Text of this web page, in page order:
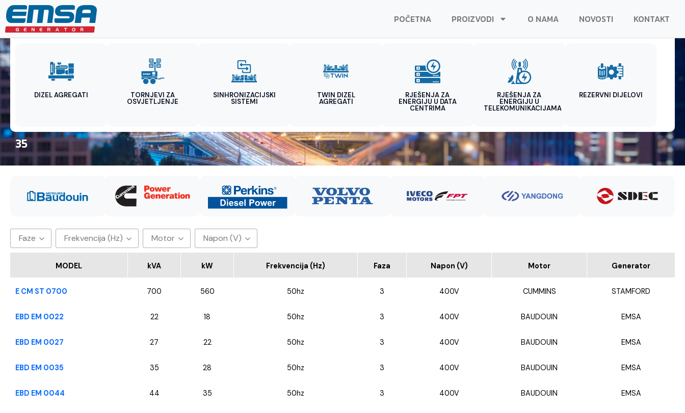
POČETNA PROIZVODI O NAMA NOVOSTI KONTAKT
DIZEL AGREGATI TORNJEVI ZA
OSVJETLJENJE
SINHRONIZACIJSKI
SISTEMI
TWIN DIZEL
AGREGATI
RJEŠENJA ZA
ENERGIJU U DATA
CENTRIMA
RJEŠENJA ZA
ENERGIJU U
TELEKOMUNIKACIJAMA
REZERVNI DIJELOVI
35
Faze Frekvencija (Hz)
50hz
Motor
Baudouin
CUMMINS
FPT - Iveco
Perkins
VOLVO
YANGDONG
Napon (V)
400V
MODEL kVA kW Frekvencija (Hz) Faza Napon (V) Motor Generator
E CM ST 0700 700 560 50hz 3 400V CUMMINS STAMFORD
EBD EM 0022 22 18 50hz 3 400V BAUDOUIN EMSA
EBD EM 0027 27 22 50hz 3 400V BAUDOUIN EMSA
EBD EM 0035 35 28 50hz 3 400V BAUDOUIN EMSA
EBD EM 0044 44 35 50hz 3 400V BAUDOUIN EMSA